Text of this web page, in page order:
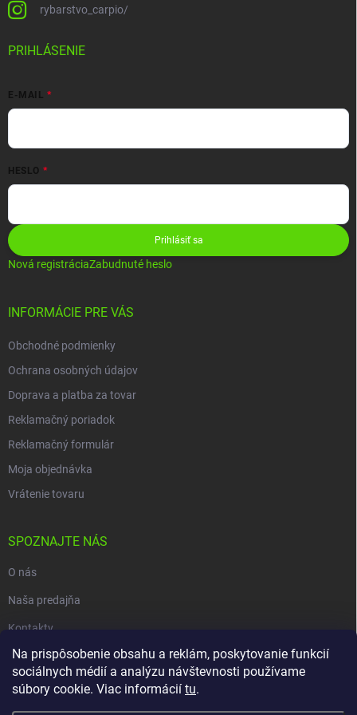
Na prispôsobenie obsahu a reklám, poskytovanie funkcií
sociálnych médií a analýzu návštevnosti používame
súbory cookie. Viac informácií tu.
rybarstvo_carpio/
PRIHLÁSENIE
E-MAIL
HESLO
Prihlásiť sa
Nová registráciaZabudnuté heslo
INFORMÁCIE PRE VÁS
Obchodné podmienky
Ochrana osobných údajov
Doprava a platba za tovar
Reklamačný poriadok
Reklamačný formulár
Moja objednávka
Vrátenie tovaru
SPOZNAJTE NÁS
O nás
Naša predajňa
Kontakty